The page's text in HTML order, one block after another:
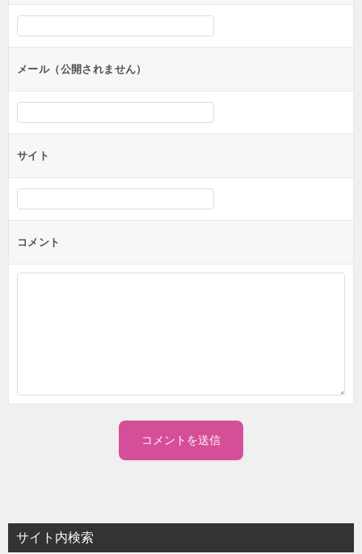
シ
ョ
ンメール（公開されません）
サイト
コメント
サイト内検索